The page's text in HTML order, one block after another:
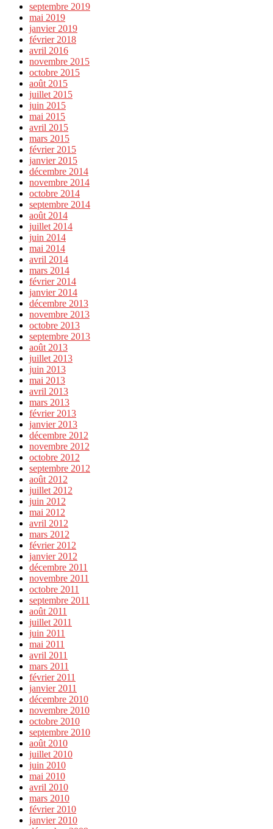
septembre 2019
mai 2019
janvier 2019
février 2018
avril 2016
novembre 2015
octobre 2015
août 2015
juillet 2015
juin 2015
mai 2015
avril 2015
mars 2015
février 2015
janvier 2015
décembre 2014
novembre 2014
octobre 2014
septembre 2014
août 2014
juillet 2014
juin 2014
mai 2014
avril 2014
mars 2014
février 2014
janvier 2014
décembre 2013
novembre 2013
octobre 2013
septembre 2013
août 2013
juillet 2013
juin 2013
mai 2013
avril 2013
mars 2013
février 2013
janvier 2013
décembre 2012
novembre 2012
octobre 2012
septembre 2012
août 2012
juillet 2012
juin 2012
mai 2012
avril 2012
mars 2012
février 2012
janvier 2012
décembre 2011
novembre 2011
octobre 2011
septembre 2011
août 2011
juillet 2011
juin 2011
mai 2011
avril 2011
mars 2011
février 2011
janvier 2011
décembre 2010
novembre 2010
octobre 2010
septembre 2010
août 2010
juillet 2010
juin 2010
mai 2010
avril 2010
mars 2010
février 2010
janvier 2010